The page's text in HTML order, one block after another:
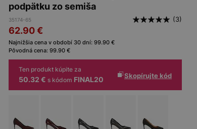
podpätku zo semiša
35174-65 (3)
62.90€
Najnižšia cena v období 30 dní: 99.90€
Pôvodná cena: 99.90€
Ten produkt kúpite za
50.32 € s kódom FINAL20 Skopírujte kód